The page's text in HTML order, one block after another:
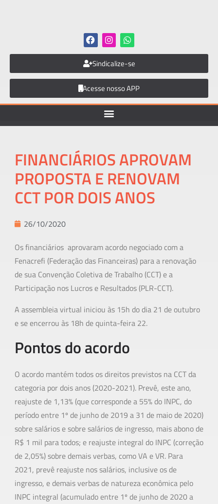
Sindicalize-se
Acesse nosso APP
FINANCIÁRIOS APROVAM
PROPOSTA E RENOVAM
CCT POR DOIS ANOS
26/10/2020
Os financiários aprovaram acordo negociado com a
Fenacrefi (Federação das Financeiras) para a renovação
de sua Convenção Coletiva de Trabalho (CCT) e a
Participação nos Lucros e Resultados (PLR-CCT).
A assembleia virtual iniciou às 15h do dia 21 de outubro
e se encerrou às 18h de quinta-feira 22.
Pontos do acordo
O acordo mantém todos os direitos previstos na CCT da
categoria por dois anos (2020-2021). Prevê, este ano,
reajuste de 1,13% (que corresponde a 55% do INPC, do
período entre 1º de junho de 2019 a 31 de maio de 2020)
sobre salários e sobre salários de ingresso, mais abono de
R$ 1 mil para todos; e reajuste integral do INPC (correção
de 2,05%) sobre demais verbas, como VA e VR. Para
2021, prevê reajuste nos salários, inclusive os de
ingresso, e demais verbas de natureza econômica pelo
INPC integral (acumulado entre 1º de junho de 2020 a